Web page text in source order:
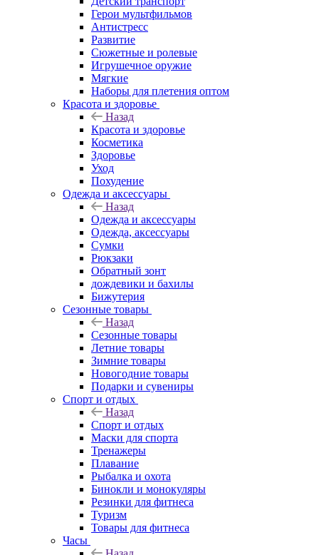
Герои мультфильмов
Антистресс
Развитие
Сюжетные и ролевые
Игрушечное оружие
Мягкие
Наборы для плетения оптом
Красота и здоровье
Назад
Красота и здоровье
Косметика
Здоровье
Уход
Похудение
Одежда и аксессуары
Назад
Одежда и аксессуары
Одежда, аксессуары
Сумки
Рюкзаки
Обратный зонт
дождевики и бахилы
Бижутерия
Сезонные товары
Назад
Сезонные товары
Летние товары
Зимние товары
Новогодние товары
Подарки и сувениры
Спорт и отдых
Назад
Спорт и отдых
Маски для спорта
Тренажеры
Плавание
Рыбалка и охота
Бинокли и монокуляры
Резинки для фитнеса
Туризм
Товары для фитнеса
Часы